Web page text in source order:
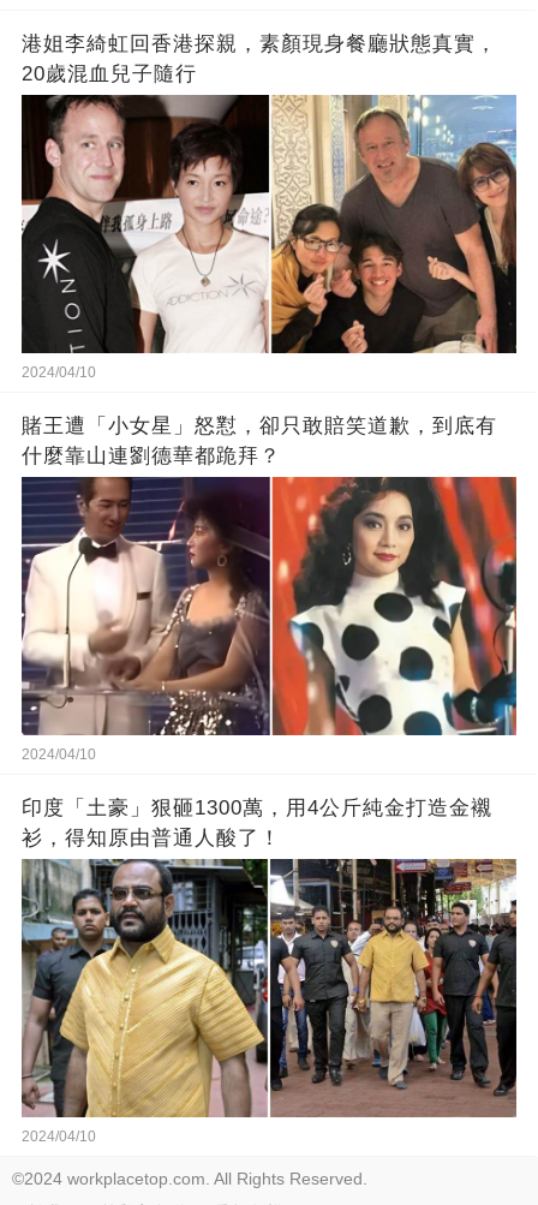
港姐李綺虹回香港探親，素顏現身餐廳狀態真實，
20歲混血兒子隨行
2024/04/10
賭王遭「小女星」怒懟，卻只敢賠笑道歉，到底有
什麼靠山連劉德華都跪拜？
2024/04/10
印度「土豪」狠砸1300萬，用4公斤純金打造金襯
衫，得知原由普通人酸了！
2024/04/10
©2024 workplacetop.com. All Rights Reserved.